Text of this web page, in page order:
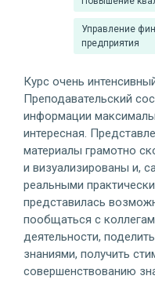
Управление
предприятия
Курс очень
Преподавательский
информации
интересная.
материалы грамотно
и визуализированы и,
реальными
представилась
пообщаться с
деятельности,
знаниями, получить
совершенствованию